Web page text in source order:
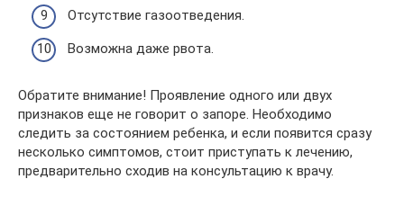
Отсутствие газоотведения.
Возможна даже рвота.
Обратите внимание! Проявление одного или двух
признаков еще не говорит о запоре. Необходимо
следить за состоянием ребенка, и если появится сразу
несколько симптомов, стоит приступать к лечению,
предварительно сходив на консультацию к врачу.